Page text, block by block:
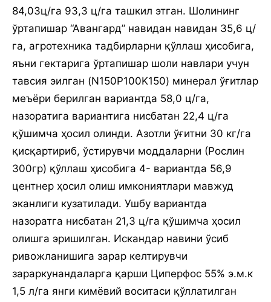
84,03ц/га 93,3 ц/га ташкил этган. Шолининг
ўртапишар “Авангард” навидан навидан 35,6 ц/
га, агротехника тадбирларни қўллаш ҳисобига,
яъни гектарига ўртапишар шоли навлари учун
тавсия эилган (N150Р100K150) минерал ўғитлар
меъёри берилган вариантда 58,0 ц/га,
назоратига вариантига нисбатан 22,4 ц/га
қўшимча ҳосил олинди. Азотли ўғитни 30 кг/га
қисқартириб, ўстирувчи моддаларни (Рослин
300гр) қўллаш ҳисобига 4- вариантда 56,9
центнер ҳосил олиш имкониятлари мавжуд
эканлиги кузатилади. Ушбу вариантда
назоратга нисбатан 21,3 ц/га қўшимча ҳосил
олишга эришилган. Искандар навини ўсиб
ривожланишига зарар келтирувчи
зараркунандаларга қарши Циперфос 55% э.м.к
1,5 л/га янги кимёвий воситаси қўллатилган